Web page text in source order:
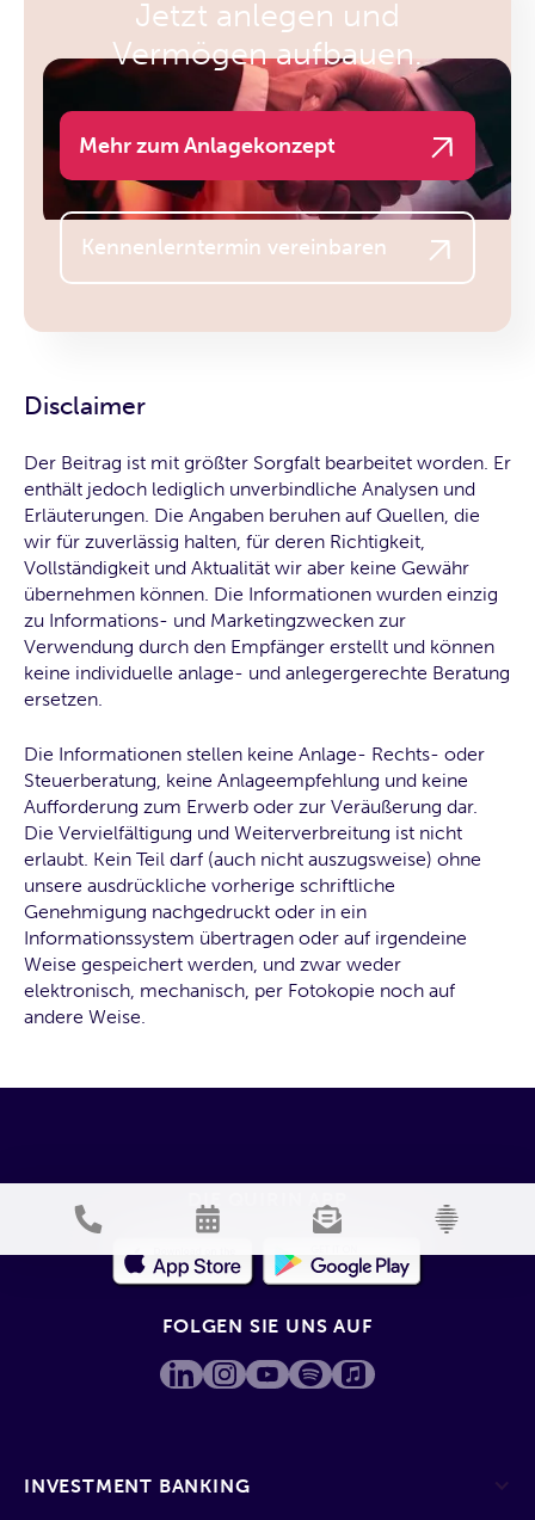
Jetzt anlegen und
Vermögen aufbauen.
Mehr zum Anlagekonzept
Kennenlerntermin vereinbaren
Disclaimer
Der Beitrag ist mit größter Sorgfalt bearbeitet worden. Er
enthält jedoch lediglich unverbindliche Analysen und
Erläuterungen. Die Angaben beruhen auf Quellen, die
wir für zuverlässig halten, für deren Richtigkeit,
Vollständigkeit und Aktualität wir aber keine Gewähr
übernehmen können. Die Informationen wurden einzig
zu Informations- und Marketingzwecken zur
Verwendung durch den Empfänger erstellt und können
keine individuelle anlage- und anlegergerechte Beratung
ersetzen.
Die Informationen stellen keine Anlage- Rechts- oder
Steuerberatung, keine Anlageempfehlung und keine
Aufforderung zum Erwerb oder zur Veräußerung dar.
Die Vervielfältigung und Weiterverbreitung ist nicht
erlaubt. Kein Teil darf (auch nicht auszugsweise) ohne
unsere ausdrückliche vorherige schriftliche
Genehmigung nachgedruckt oder in ein
Informationssystem übertragen oder auf irgendeine
Weise gespeichert werden, und zwar weder
elektronisch, mechanisch, per Fotokopie noch auf
andere Weise.
INVESTMENT BANKING
FOLGEN SIE UNS AUF